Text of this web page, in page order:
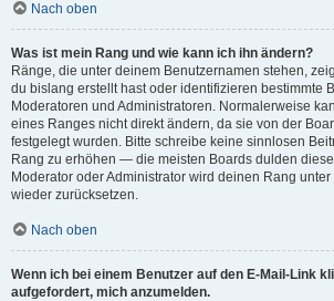
Nach oben
Was ist mein Rang und wie kann ich ihn ändern?
Ränge, die unter deinem Benutzernamen stehen,
du bislang erstellt hast oder identifizieren bestimmte
Moderatoren und Administratoren. Normalerweise
eines Ranges nicht direkt ändern, da sie von der
festgelegt wurden. Bitte schreibe keine sinnlosen
Rang zu erhöhen — die meisten Boards dulden
Moderator oder Administrator wird deinen Rang
wieder zurücksetzen.
Nach oben
Wenn ich bei einem Benutzer auf den E-Mail-Link
aufgefordert, mich anzumelden.